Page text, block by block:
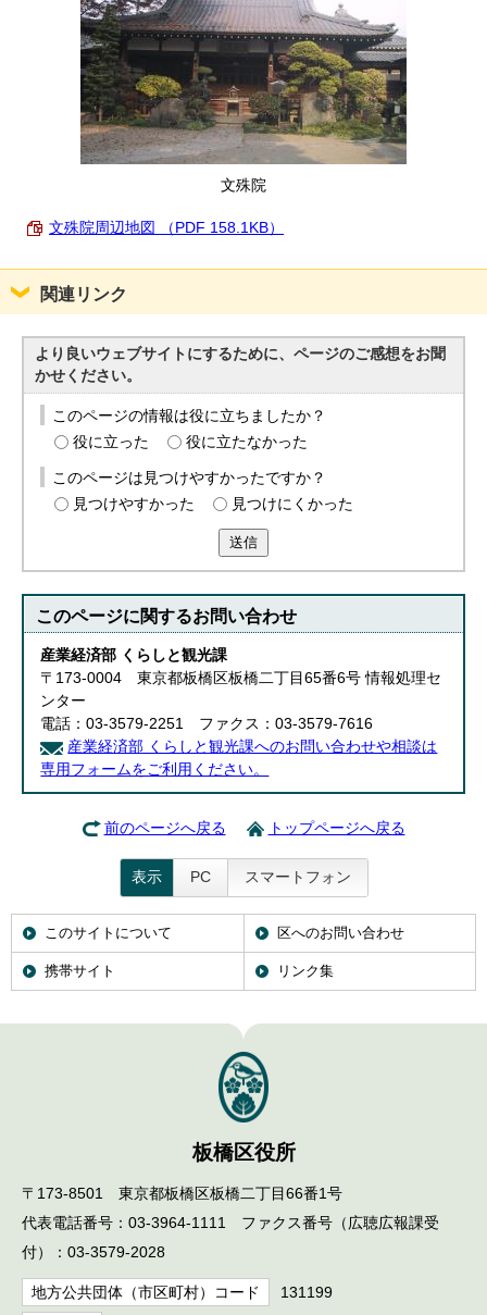
文殊院
文殊院周辺地図 （PDF 158.1KB）
関連リンク
より良いウェブサイトにするために、ページのご感想をお聞
かせください。
このページの情報は役に立ちましたか？
役に立った
役に立たなかった
このページは見つけやすかったですか？
見つけやすかった
見つけにくかった
送信
このページに関するお問い合わせ
産業経済部 くらしと観光課
〒173-0004 東京都板橋区板橋二丁目65番6号 情報処理セ
ンター
電話：03-3579-2251 ファクス：03-3579-7616
産業経済部 くらしと観光課へのお問い合わせや相談は
専用フォームをご利用ください。
前のページへ戻る トップページへ戻る
表示 PC スマートフォン
このサイトについて 区へのお問い合わせ
携帯サイト リンク集
板橋区役所
〒173-8501 東京都板橋区板橋二丁目66番1号
代表電話番号：03-3964-1111 ファクス番号（広聴広報課受
付）：03-3579-2028
地方公共団体（市区町村）コード 131199